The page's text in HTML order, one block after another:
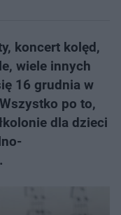
koncert kolęd,
wiele innych
16 grudnia w
po to,
dla dzieci